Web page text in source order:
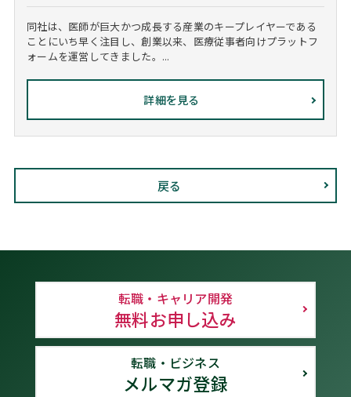
同社は、医師が巨大かつ成長する産業のキープレイヤーである
ことにいち早く注目し、創業以来、医療従事者向けプラットフ
ォームを運営してきました。...
詳細を見る
戻る
転職・キャリア開発
無料お申し込み
転職・ビジネス
メルマガ登録